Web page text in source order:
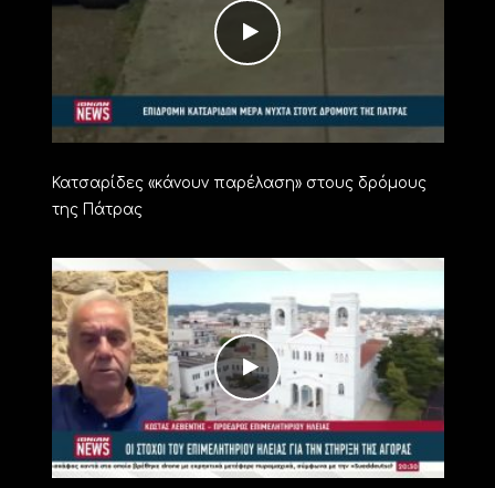
Κατσαρίδες «κάνουν παρέλαση» στους δρόμους
της Πάτρας